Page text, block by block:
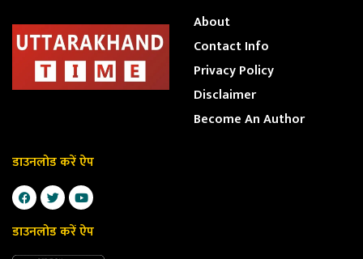
About
Contact Info
Privacy Policy
Disclaimer
Become An Author
डाउनलोड करें ऐप
डाउनलोड करें ऐप